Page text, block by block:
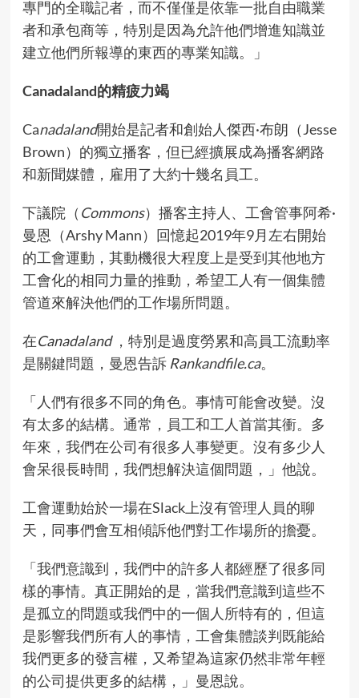
專門的全職記者，而不僅僅是依靠一批自由職業
者和承包商等，特別是因為允許他們增進知識並
建立他們所報導的東西的專業知識。」
Canadaland的精疲力竭
Canadaland開始是記者和創始人傑西·布朗（Jesse
Brown）的獨立播客，但已經擴展成為播客網路
和新聞媒體，雇用了大約十幾名員工。
下議院（ Commons）播客主持人、工會管事阿希·
曼恩（Arshy Mann）回憶起2019年9月左右開始
的工會運動，其動機很大程度上是受到其他地方
工會化的相同力量的推動，希望工人有一個集體
管道來解決他們的工作場所問題。
在Canadaland ，特別是過度勞累和高員工流動率
是關鍵問題，曼恩告訴 Rankandfile.ca。
「人們有很多不同的角色。事情可能會改變。沒
有太多的結構。通常，員工和工人首當其衝。多
年來，我們在公司有很多人事變更。沒有多少人
會呆很長時間，我們想解決這個問題，」他說。
工會運動始於一場在Slack上沒有管理人員的聊
天，同事們會互相傾訴他們對工作場所的擔憂。
「我們意識到，我們中的許多人都經歷了很多同
樣的事情。真正開始的是，當我們意識到這些不
是孤立的問題或我們中的一個人所特有的，但這
是影響我們所有人的事情，工會集體談判既能給
我們更多的發言權，又希望為這家仍然非常年輕
的公司提供更多的結構，」曼恩說。